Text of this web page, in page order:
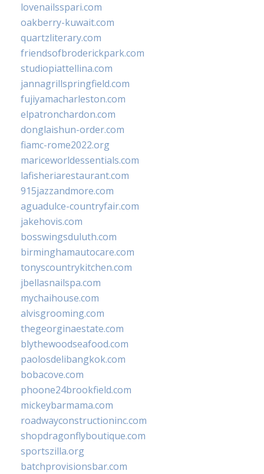
lovenailsspari.com
oakberry-kuwait.com
quartzliterary.com
friendsofbroderickpark.com
studiopiattellina.com
jannagrillspringfield.com
fujiyamacharleston.com
elpatronchardon.com
donglaishun-order.com
fiamc-rome2022.org
mariceworldessentials.com
lafisheriarestaurant.com
915jazzandmore.com
aguadulce-countryfair.com
jakehovis.com
bosswingsduluth.com
birminghamautocare.com
tonyscountrykitchen.com
jbellasnailspa.com
mychaihouse.com
alvisgrooming.com
thegeorginaestate.com
blythewoodseafood.com
paolosdelibangkok.com
bobacove.com
phoone24brookfield.com
mickeybarmama.com
roadwayconstructioninc.com
shopdragonflyboutique.com
sportszilla.org
batchprovisionsbar.com